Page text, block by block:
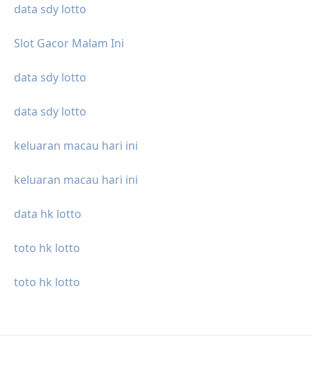
data sdy lotto
Slot Gacor Malam Ini
data sdy lotto
data sdy lotto
keluaran macau hari ini
keluaran macau hari ini
data hk lotto
toto hk lotto
toto hk lotto